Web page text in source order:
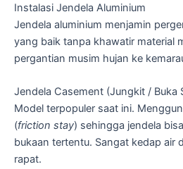
Instalasi Jendela Aluminium
Jendela aluminium menjamin
yang baik tanpa khawatir material
pergantian musim hujan ke
Jendela Casement (Jungkit / Buka
Model terpopuler saat ini.
(friction stay) sehingga jendela
bukaan tertentu. Sangat kedap air
rapat.